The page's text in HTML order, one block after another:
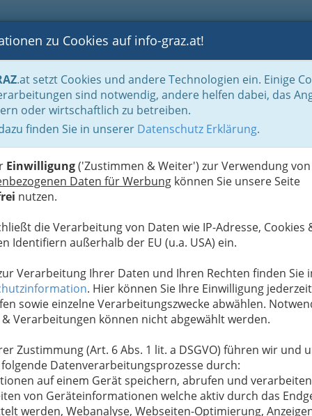
BLOGS FOTOS GASTRONOMIE BRANCHEN
zu Cookies auf info-graz.at!
.at setzt Cookies und andere Technologien ein. Einige
sind notwendig, andere helfen dabei, das
oder wirtschaftlich zu betreiben.
finden Sie in unserer Datenschutz Erklärung.
Einwilligung('Zustimmen & Weiter') zur Verwendung von
Daten für Werbung können Sie unsere Seite
nutzen.
die Verarbeitung von Daten wie IP-Adresse, Cookies
Identifiern außerhalb der EU (u.a. USA) ein.
Verarbeitung Ihrer Daten und Ihren Rechten finden Sie
. Hier können Sie Ihre Einwilligung jederzeit
sowie einzelne Verarbeitungszwecke abwählen.
& Verarbeitungen können nicht abgewählt werden.
Zustimmung (Art. 6 Abs. 1 lit. a DSGVO) führen wir und
Datenverarbeitungsprozesse durch:
auf einem Gerät speichern, abrufen und
von Geräteinformationen welche aktiv durch das
werden, Webanalyse, Webseiten-Optimierung,
für viele Für die Braut Schmuck
bewahren, verwenden wir an dieser Stelle zur
Ihre Nachricht wird nach dem Absenden
Ableitner - Der Juwelier beim Kunsthaus